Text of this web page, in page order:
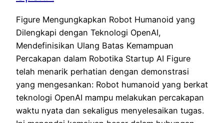
Figure Mengungkapkan Robot Humanoid yang
Dilengkapi dengan Teknologi OpenAI,
Mendefinisikan Ulang Batas Kemampuan
Percakapan dalam Robotika Startup AI Figure
telah menarik perhatian dengan demonstrasi
yang mengesankan: Robot humanoid yang berkat
teknologi OpenAI mampu melakukan percakapan
waktu nyata dan sekaligus menyelesaikan tugas.